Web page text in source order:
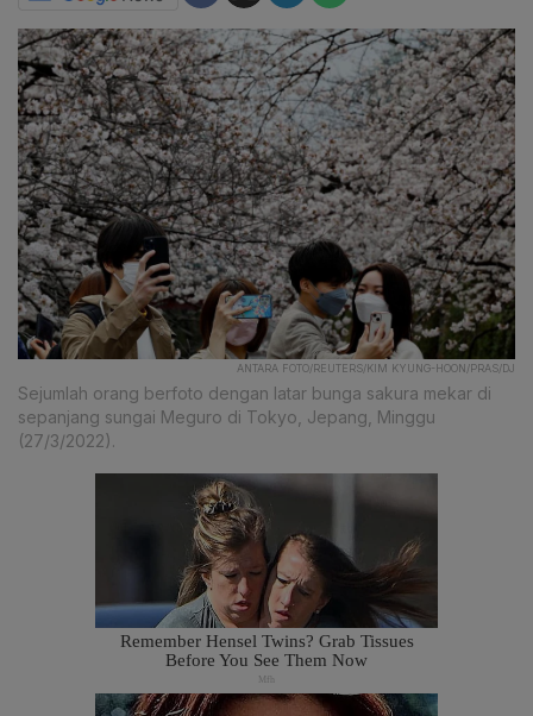
ANTARA FOTO/REUTERS/KIM KYUNG-HOON/PRAS/DJ
Sejumlah orang berfoto dengan latar bunga sakura mekar di
sepanjang sungai Meguro di Tokyo, Jepang, Minggu
(27/3/2022).